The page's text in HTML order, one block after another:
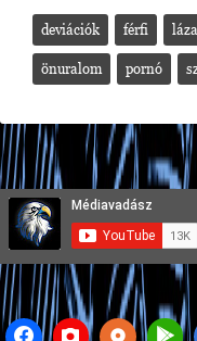
deviációk férfi
önuralom pornó